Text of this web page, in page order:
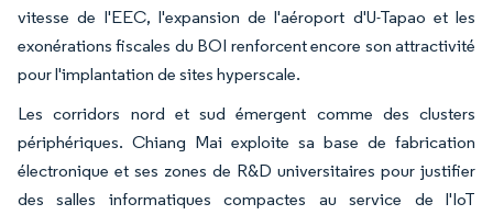
vitesse de l'EEC, l'expansion de l'aéroport d'U-Tapao et les
exonérations fiscales du BOI renforcent encore son attractivité
pour l'implantation de sites hyperscale.
Les corridors nord et sud émergent comme des clusters
périphériques. Chiang Mai exploite sa base de fabrication
électronique et ses zones de R&D universitaires pour justifier
des salles informatiques compactes au service de l'IoT